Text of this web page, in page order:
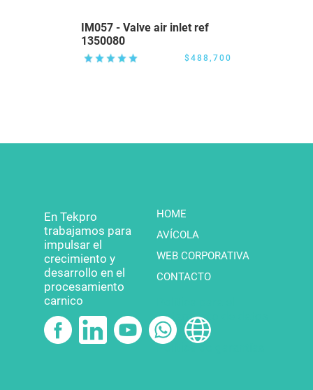
IM057 - Valve air inlet ref
1350080
$488,700
En Tekpro
trabajamos para
impulsar el
crecimiento y
desarrollo en el
procesamiento
carnico
HOME
AVÍCOLA
WEB CORPORATIVA
CONTACTO
tratamiento de datos
Política de garantías